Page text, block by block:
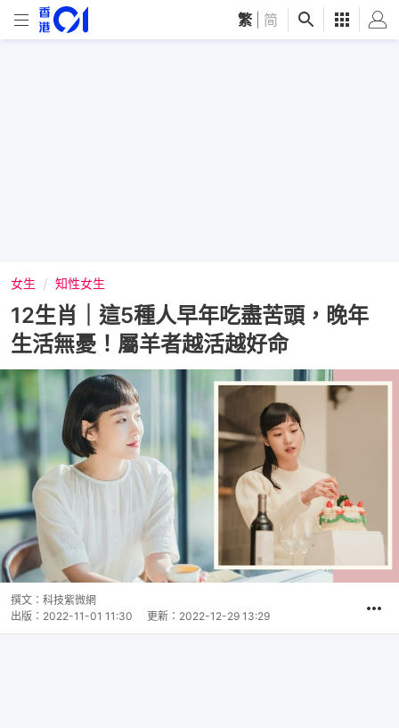
繁 简
女生 知性女生
12生肖｜這5種人早年吃盡苦頭，晚年
生活無憂！屬羊者越活越好命
撰文： 科技紫微網
出版： 2022-11-01 11:30 更新： 2022-12-29 13:29